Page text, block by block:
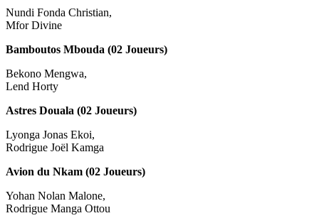
Nundi Fonda Christian,
Mfor Divine
Bamboutos Mbouda (02 Joueurs)
Bekono Mengwa,
Lend Horty
Astres Douala (02 Joueurs)
Lyonga Jonas Ekoi,
Rodrigue Joël Kamga
Avion du Nkam (02 Joueurs)
Yohan Nolan Malone,
Rodrigue Manga Ottou